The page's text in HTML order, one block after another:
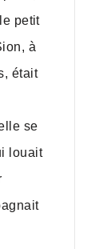
petit
à
était
se
louait